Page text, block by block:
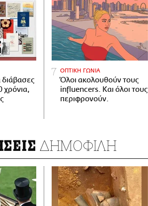
διάβασες
χρόνια,
ΟΠΤΙΚΗ ΓΩΝΙΑ
Όλοι ακολουθούν τους
influencers. Και όλοι τους
περιφρονούν.
ΔΗΜΟΦΙΛΗ